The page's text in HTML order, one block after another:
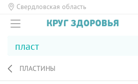
Свердловская область
ПЛАСТИНЫ